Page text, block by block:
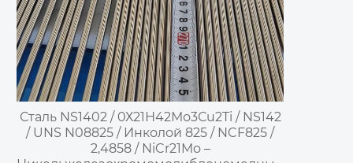
Сталь NS1402 / 0Х21Н42Мо3Сu2Ti / NS142
/ UNS N08825 / Инколой 825 / NCF825 /
2,4858 / NiCr21Mo –